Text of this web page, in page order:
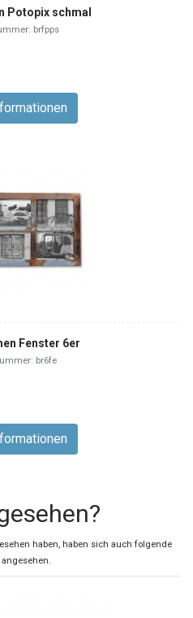
Potopix schmal
brfpps
Fenster 6er
br6fe
haben, haben sich auch folgende